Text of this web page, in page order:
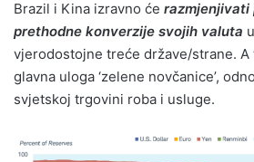
Brazil i Kina izravno će razmjenjivati
prethodne konverzije svojih valuta
vjerodostojne treće države/strane. A
glavna uloga ‘zelene novčanice’,
svjetskoj trgovini roba i usluge.